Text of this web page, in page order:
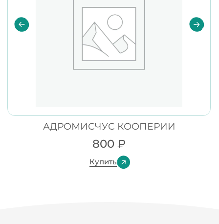
АДРОМИСЧУС КООПЕРИИ
800₽
Купить